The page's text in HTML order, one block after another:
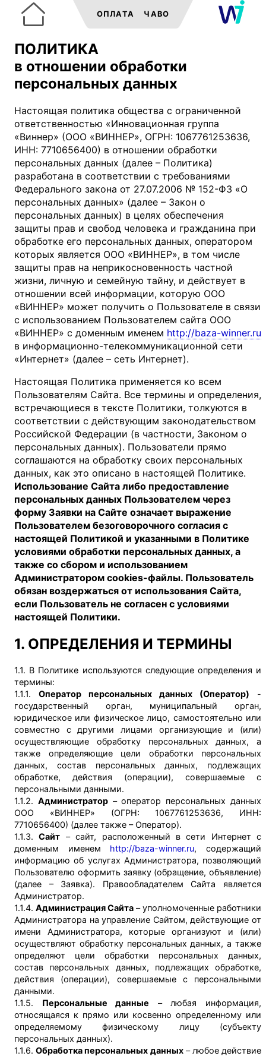
ОПЛАТА ЧАВО
ПОЛИТИКА
в отношении обработки
персональных данных
Настоящая политика общества с ограниченной
ответственностью «Инновационная группа
«Виннер» (ООО «ВИННЕР», ОГРН: 1067761253636,
ИНН: 7710656400) в отношении обработки
персональных данных (далее – Политика)
разработана в соответствии с требованиями
Федерального закона от 27.07.2006 № 152-ФЗ «О
персональных данных» (далее – Закон о
персональных данных) в целях обеспечения
защиты прав и свобод человека и гражданина при
обработке его персональных данных, оператором
которых является ООО «ВИННЕР», в том числе
защиты прав на неприкосновенность частной
жизни, личную и семейную тайну, и действует в
отношении всей информации, которую ООО
«ВИННЕР» может получить о Пользователе в связи
с использованием Пользователем сайта ООО
«ВИННЕР» с доменным именем http://baza-winner.ru
в информационно-телекоммуникационной сети
«Интернет» (далее – сеть Интернет).
Настоящая Политика применяется ко всем
Пользователям Сайта. Все термины и определения,
встречающиеся в тексте Политики, толкуются в
соответствии с действующим законодательством
Российской Федерации (в частности, Законом о
персональных данных). Пользователи прямо
соглашаются на обработку своих персональных
данных, как это описано в настоящей Политике.
Использование Сайта либо предоставление
персональных данных Пользователем через
форму Заявки на Сайте означает выражение
Пользователем безоговорочного согласия с
настоящей Политикой и указанными в Политике
условиями обработки персональных данных, а
также со сбором и использованием
Администратором cookies-файлы. Пользователь
обязан воздержаться от использования Сайта,
если Пользователь не согласен с условиями
настоящей Политики.
1. ОПРЕДЕЛЕНИЯ И ТЕРМИНЫ
1.1. В Политике используются следующие определения и
термины:
1.1.1. Оператор персональных данных (Оператор) -
государственный орган, муниципальный орган,
юридическое или физическое лицо, самостоятельно или
совместно с другими лицами организующие и (или)
осуществляющие обработку персональных данных, а
также определяющие цели обработки персональных
данных, состав персональных данных, подлежащих
обработке, действия (операции), совершаемые с
персональными данными.
1.1.2. Администратор– оператор персональных данных
ООО «ВИННЕР» (ОГРН: 1067761253636, ИНН:
7710656400) (далее также – Оператор).
1.1.3.Сайт – сайт, расположенный в сети Интернет с
доменным именем http://baza-winner.ru, содержащий
информацию об услугах Администратора, позволяющий
Пользователю оформить заявку (обращение, объявление)
(далее – Заявка). Правообладателем Сайта является
Администратор.
1.1.4. Администрация Сайта – уполномоченные работники
Администратора на управление Сайтом, действующие от
имени Администратора, которые организуют и (или)
осуществляют обработку персональных данных, а также
определяют цели обработки персональных данных,
состав персональных данных, подлежащих обработке,
действия (операции), совершаемые с персональными
данными.
1.1.5. Персональные данные – любая информация,
относящаяся к прямо или косвенно определенному или
определяемому физическому лицу (субъекту
персональных данных).
1.1.6.Обработка персональных данных– любое действие